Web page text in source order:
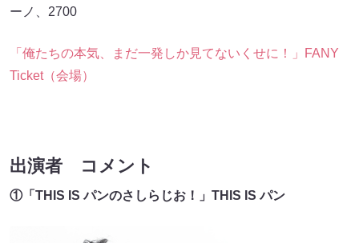
ーノ、2700
「俺たちの本気、まだ一発しか見てないくせに！」FANY
Ticket（会場）
出演者 コメント
①「THIS IS パンのさしらじお！」THIS IS パン